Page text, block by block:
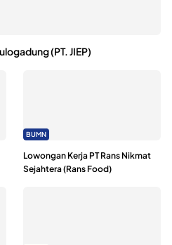
(PT. JIEP)
BUMN
Lowongan Kerja PT Rans Nikmat
Sejahtera (Rans Food)